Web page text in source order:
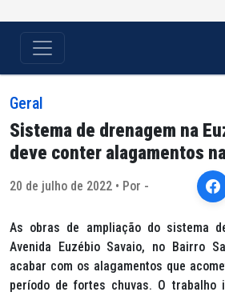
Geral
Sistema de drenagem na
deve conter alagamentos
20 de julho de 2022 • Por -
As obras de ampliação do sistema
Avenida Euzébio Savaio, no Bairro
acabar com os alagamentos que
período de fortes chuvas. O trabalho